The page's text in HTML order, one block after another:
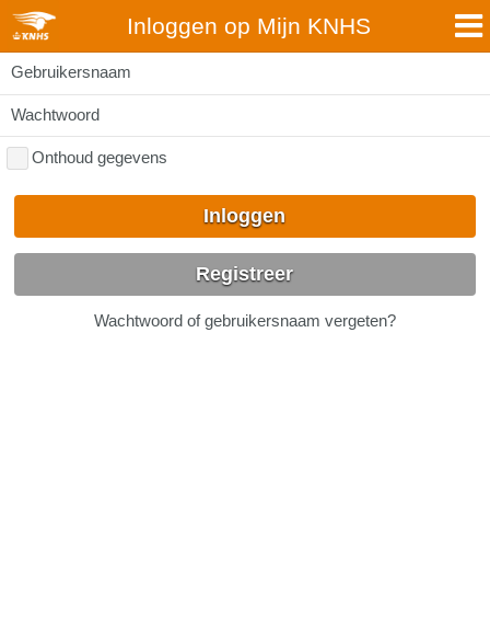
Inloggen op Mijn KNHS
Gebruikersnaam
Wachtwoord
Onthoud gegevens
Inloggen
Registreer
Wachtwoord of gebruikersnaam vergeten?